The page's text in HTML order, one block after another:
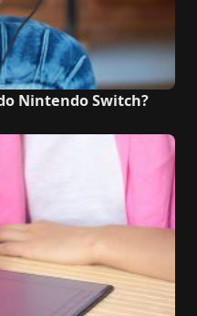
Nintendo Switch?